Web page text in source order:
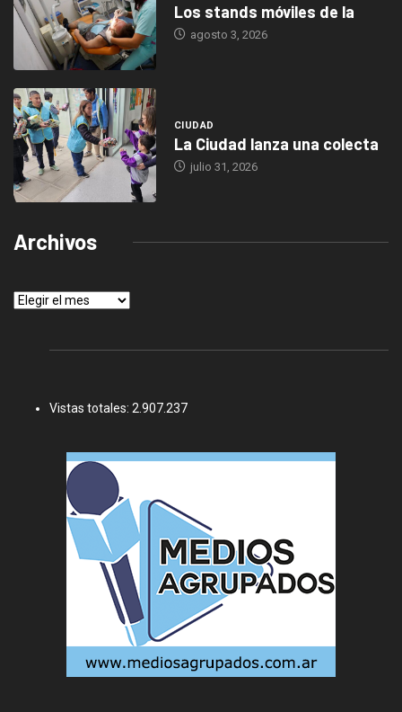
Los stands móviles de la
agosto 3, 2026
CIUDAD
La Ciudad lanza una colecta
julio 31, 2026
Archivos
Archivos
Vistas totales: 2.907.237